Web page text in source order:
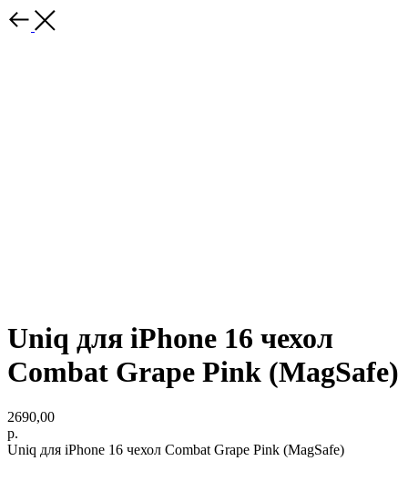
Uniq для iPhone 16 чехол
Combat Grape Pink (MagSafe)
2690,00
р.
Uniq для iPhone 16 чехол Combat Grape Pink (MagSafe)